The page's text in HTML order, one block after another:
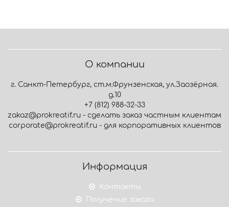
О компании
г. Санкт-Петербург, ст.м.Фрунзенская, ул.Заозёрная.
д.10
+7 (812) 988-32-33
zakaz@prokreatif.ru - сделать заказ частным клиентам
corporate@prokreatif.ru - для корпоративных клиентов
Информация
Контакты
Получение заказа